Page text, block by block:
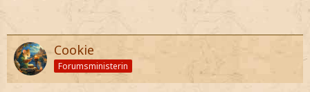
Cookie
Forumsministerin